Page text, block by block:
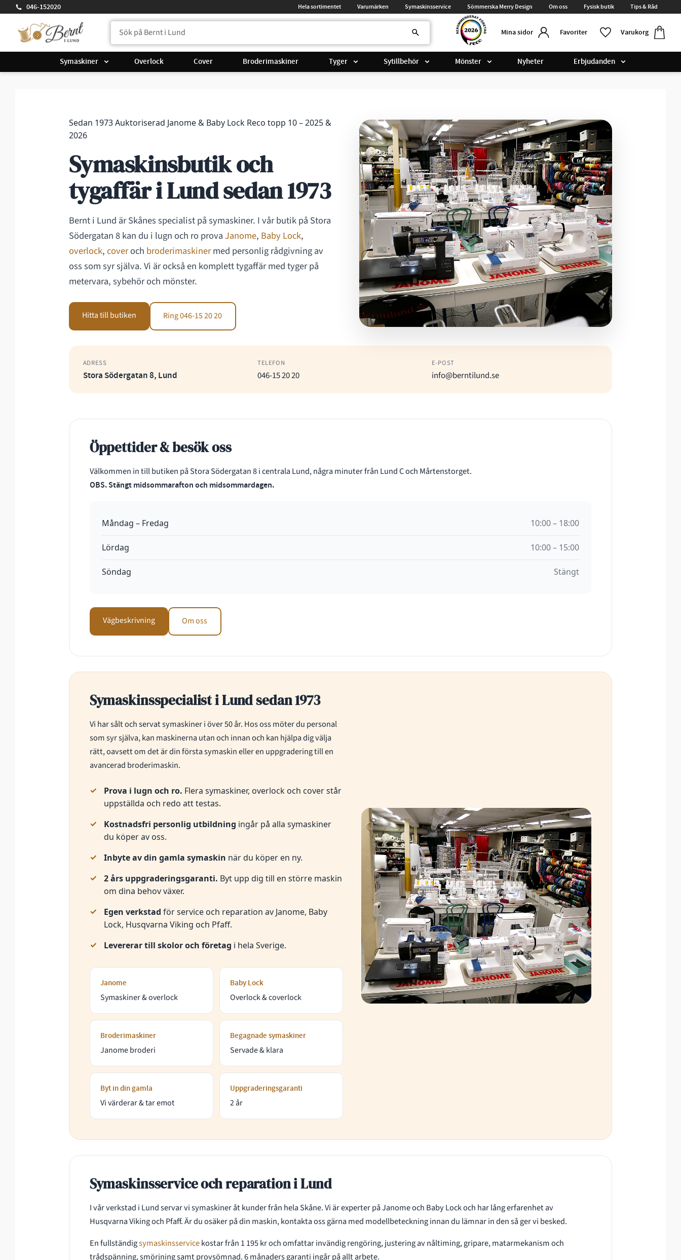
046-152020 Hela sortimentet Varumärken Symaskinsservice Sömmerska Merry Design Om oss Fysisk butik Tips & Råd
Mina sidor Favoriter Varukorg
Favoriter
Symaskiner Overlock Cover Broderimaskiner Tyger Sytillbehör Mönster Nyheter Erbjudanden
Sedan 1973 Auktoriserad Janome & Baby Lock Reco topp 10 – 2025 &
2026
Symaskinsbutik och
tygaffär i Lund sedan 1973
Bernt i Lund är Skånes specialist på symaskiner. I vår butik på Stora
Södergatan 8 kan du i lugn och ro provaJanome, Baby Lock,
overlock,coveroch broderimaskinermed personlig rådgivning av
oss som syr själva. Vi är också en komplett tygaffär med tyger på
metervara, sybehör och mönster.
Hitta till butiken Ring 046-15 20 20
ADRESS
Stora Södergatan 8, Lund
TELEFON
046-15 20 20
E-POST
info@berntilund.se
Öppettider & besök oss
Välkommen in till butiken på Stora Södergatan 8 i centrala Lund, några minuter från Lund C och Mårtenstorget.
OBS. Stängt midsommarafton och midsommardagen.
Måndag – Fredag 10:00 – 18:00
Lördag 10:00 – 15:00
Söndag Stängt
Vägbeskrivning Om oss
Symaskinsspecialist i Lund sedan 1973
Vi har sålt och servat symaskiner i över 50 år. Hos oss möter du personal
som syr själva, kan maskinerna utan och innan och kan hjälpa dig välja
rätt, oavsett om det är din första symaskin eller en uppgradering till en
avancerad broderimaskin.
Prova i lugn och ro. Flera symaskiner, overlock och cover står
uppställda och redo att testas.
Kostnadsfri personlig utbildning ingår på alla symaskiner
du köper av oss.
Inbyte av din gamla symaskin när du köper en ny.
2 års uppgraderingsgaranti. Byt upp dig till en större maskin
om dina behov växer.
Egen verkstad för service och reparation av Janome, Baby
Lock, Husqvarna Viking och Pfaff.
Levererar till skolor och företag i hela Sverige.
Janome
Symaskiner & overlock
Baby Lock
Overlock & coverlock
Broderimaskiner
Janome broderi
Begagnade symaskiner
Servade & klara
Byt in din gamla
Vi värderar & tar emot
Uppgraderingsgaranti
2 år
Symaskinsservice och reparation i Lund
I vår verkstad i Lund servar vi symaskiner åt kunder från hela Skåne. Vi är experter på Janome och Baby Lock och har lång erfarenhet av
Husqvarna Viking och Pfaff. Är du osäker på din maskin, kontakta oss gärna med modellbeteckning innan du lämnar in den så ger vi besked.
En fullständigsymaskinsservicekostar från 1 195 kr och omfattar invändig rengöring, justering av nåltiming, gripare, matarmekanism och
trådspänning, smörjning samt provsömnad. 6 månaders garanti ingår på allt arbete.